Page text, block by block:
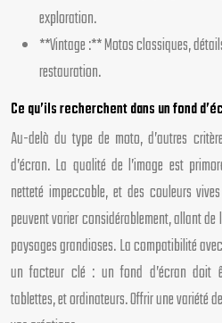
exploration.
**Vintage :** Motos classiques,
restauration.
Ce qu’ils recherchent dans un fond
Au-delà du type de moto, d’autres
d’écran. La qualité de l’image est
netteté impeccable, et des couleurs
peuvent varier considérablement, allant
paysages grandioses. La compatibilité
un facteur clé : un fond d’écran doit
tablettes, et ordinateurs. Offrir une variété